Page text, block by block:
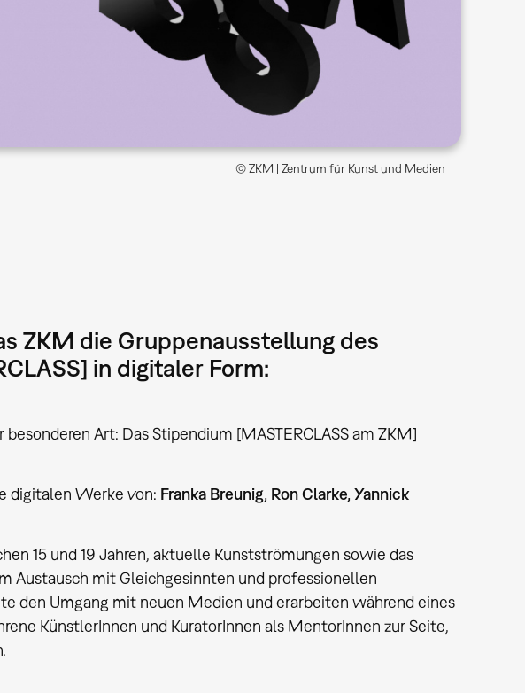
© ZKM | Zentrum für Kunst und Medien
ZKM die Gruppenausstellung des
in digitaler Form:
Art: Das Stipendium [MASTERCLASS am ZKM]
digitalen Werke von: Franka Breunig, Ron Clarke, Yannick
15 und 19 Jahren, aktuelle Kunstströmungen sowie das
Austausch mit Gleichgesinnten und professionellen
den Umgang mit neuen Medien und erarbeiten während eines
KünstlerInnen und KuratorInnen als MentorInnen zur Seite,